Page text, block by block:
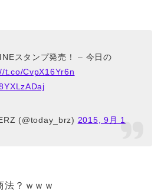
スタンプ発売！ – 今日の
t.co/CvpX16Yr6n
(@today_brz) 2015, 9月 1
法？ｗｗｗ